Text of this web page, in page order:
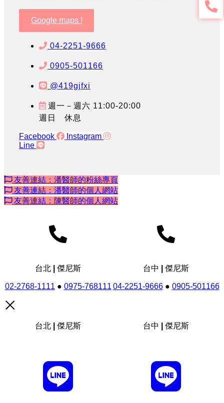
Google maps !
04-2251-9666
0905-501166
@419gjfxi
週一－週六 11:00-20:00
週日 休息
Facebook
Instagram
Line
友善連結：潘醫師的粉絲專頁
友善連結：潘醫師的個人網站
友善連結：陳醫師的個人網站
台北 | 傑尼斯
02-2768-1111 ● 0975-768111
台中 | 傑尼斯
04-2251-9666● 0905-501166
台北 | 傑尼斯 台中 | 傑尼斯